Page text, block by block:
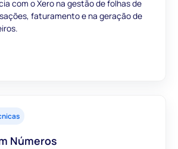
com o Xero na gestão de folhas de
faturamento e na geração de
Números